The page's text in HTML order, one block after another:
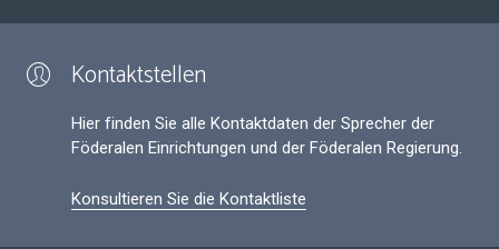
Kontaktstellen
Hier finden Sie alle Kontaktdaten der Sprecher der
Föderalen Einrichtungen und der Föderalen Regierung.
Konsultieren Sie die Kontaktliste